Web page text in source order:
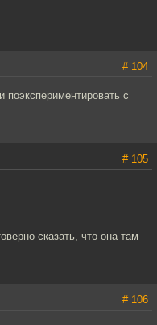
# 104
с
# 105
сказать, что она там
# 106